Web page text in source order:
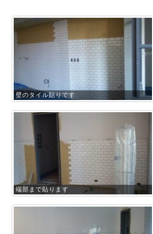
壁のタイル貼りです
端部まで貼ります